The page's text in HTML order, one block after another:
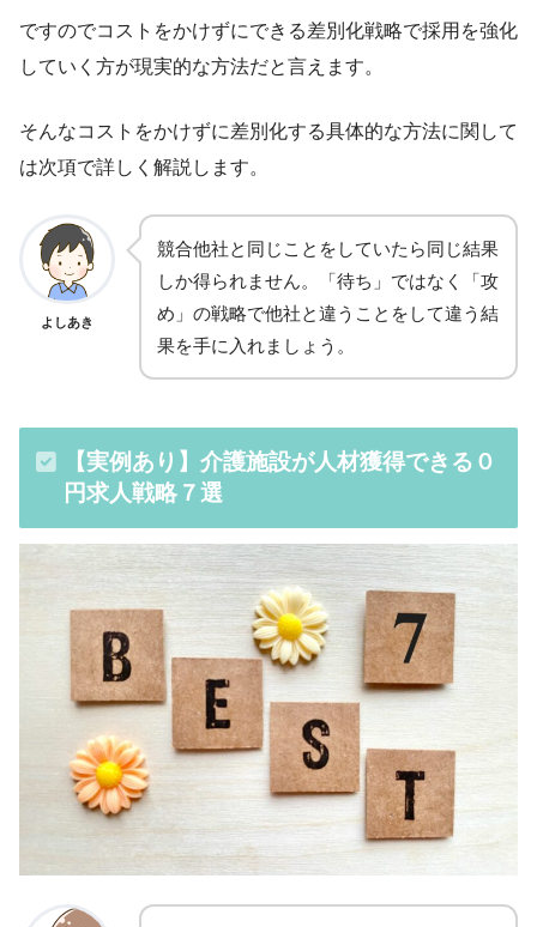
ですのでコストをかけずにできる差別化戦略で採用を強化
していく方が現実的な方法だと言えます。
そんなコストをかけずに差別化する具体的な方法に関して
は次項で詳しく解説します。
よしあき
競合他社と同じことをしていたら同じ結果
しか得られません。「待ち」ではなく「攻
め」の戦略で他社と違うことをして違う結
果を手に入れましょう。
【実例あり】介護施設が人材獲得できる０
円求人戦略７選